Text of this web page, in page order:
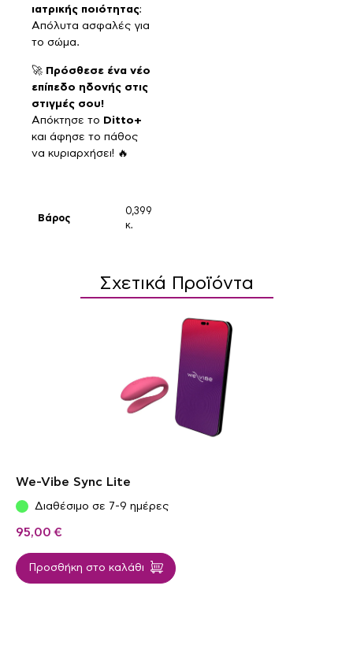
ιατρικής ποιότητας:
Απόλυτα ασφαλές για
το σώμα.
🚀 Πρόσθεσε ένα νέο
επίπεδο ηδονής στις
στιγμές σου!
Απόκτησε το Ditto+
και άφησε το πάθος
να κυριαρχήσει! 🔥
Βάρος
0,399
κ.
Σχετικά Προϊόντα
We-Vibe Sync Lite
Διαθέσιμο σε 7-9 ημέρες
95,00 €
Προσθήκη στο καλάθι